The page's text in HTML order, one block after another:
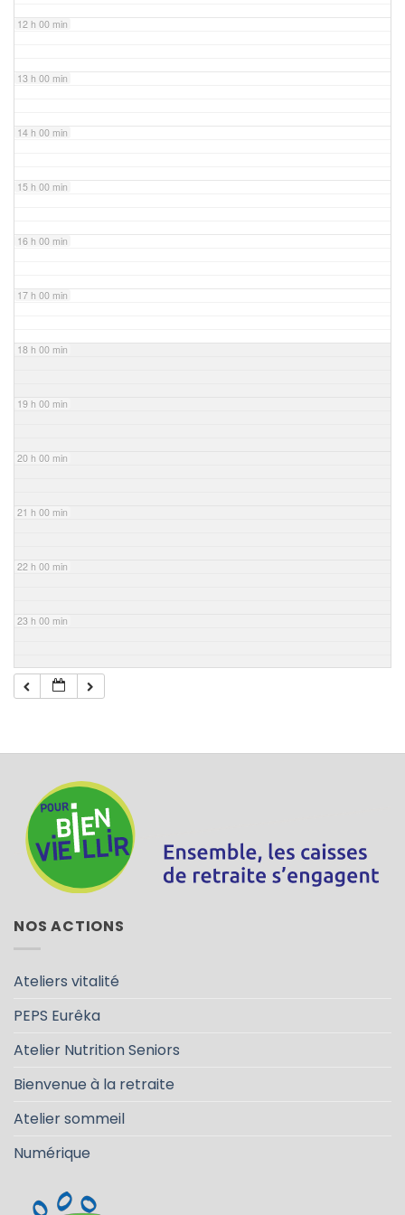
12 h 00 min
13 h 00 min
14 h 00 min
15 h 00 min
16 h 00 min
17 h 00 min
18 h 00 min
19 h 00 min
20 h 00 min
21 h 00 min
22 h 00 min
23 h 00 min
NOS ACTIONS
Ateliers vitalité
PEPS Eurêka
Atelier Nutrition Seniors
Bienvenue à la retraite
Atelier sommeil
Numérique